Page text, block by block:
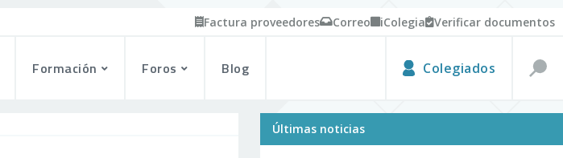
Factura proveedores Correo iColegia Verificar documentos
Formación Foros Blog Colegiados
Últimas noticias